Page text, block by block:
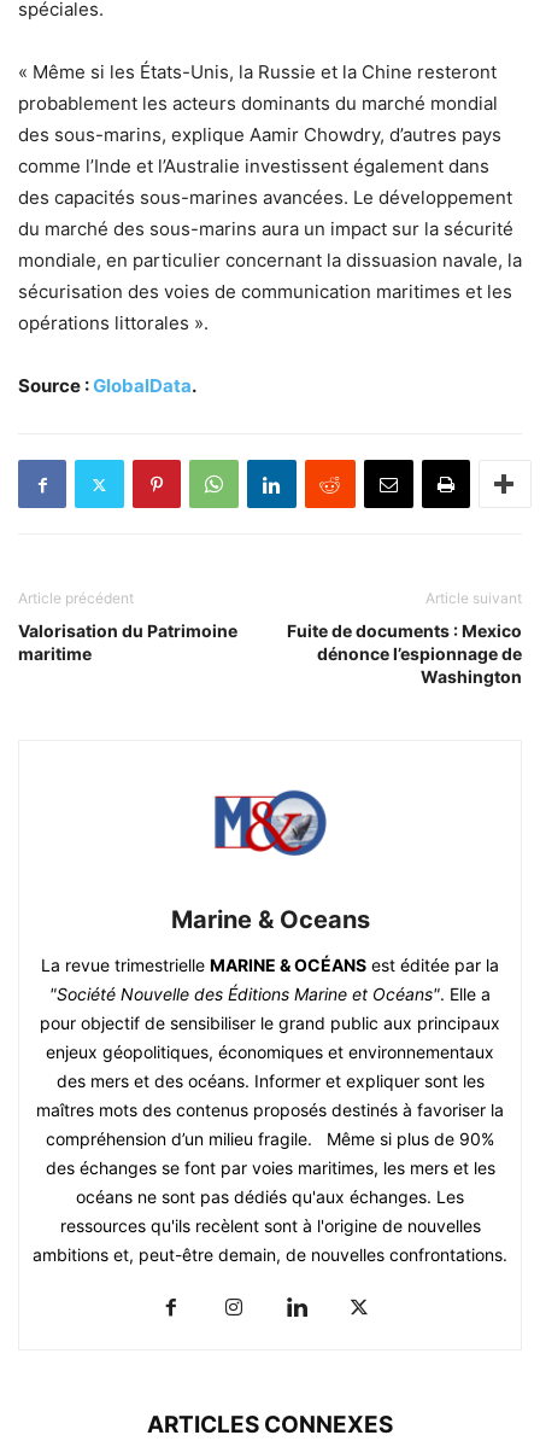
spéciales.
« Même si les États-Unis, la Russie et la Chine resteront
probablement les acteurs dominants du marché mondial
des sous-marins, explique Aamir Chowdry, d’autres pays
comme l’Inde et l’Australie investissent également dans
des capacités sous-marines avancées. Le développement
du marché des sous-marins aura un impact sur la sécurité
mondiale, en particulier concernant la dissuasion navale, la
sécurisation des voies de communication maritimes et les
opérations littorales ».
Source :GlobalData.
Article précédent
Valorisation du Patrimoine
maritime
Article suivant
Fuite de documents : Mexico
dénonce l’espionnage de
Washington
Marine & Oceans
La revue trimestrielle MARINE & OCÉANS est éditée par la
"Société Nouvelle des Éditions Marine et Océans". Elle a
pour objectif de sensibiliser le grand public aux principaux
enjeux géopolitiques, économiques et environnementaux
des mers et des océans. Informer et expliquer sont les
maîtres mots des contenus proposés destinés à favoriser la
compréhension d’un milieu fragile. Même si plus de 90%
des échanges se font par voies maritimes, les mers et les
océans ne sont pas dédiés qu'aux échanges. Les
ressources qu'ils recèlent sont à l'origine de nouvelles
ambitions et, peut-être demain, de nouvelles confrontations.
ARTICLES CONNEXES